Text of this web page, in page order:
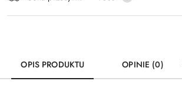
OPIS PRODUKTU OPINIE (0)